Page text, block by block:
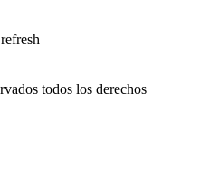
todos los derechos